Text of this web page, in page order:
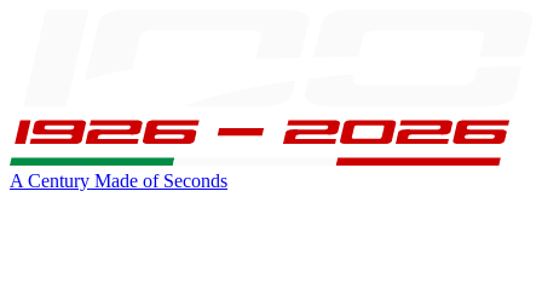
A Century Made of Seconds